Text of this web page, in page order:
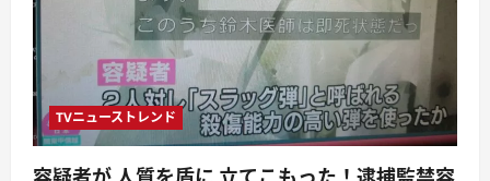
TVニューストレンド